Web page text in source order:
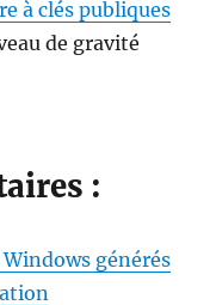
à clés publiques
de gravité
:
générés